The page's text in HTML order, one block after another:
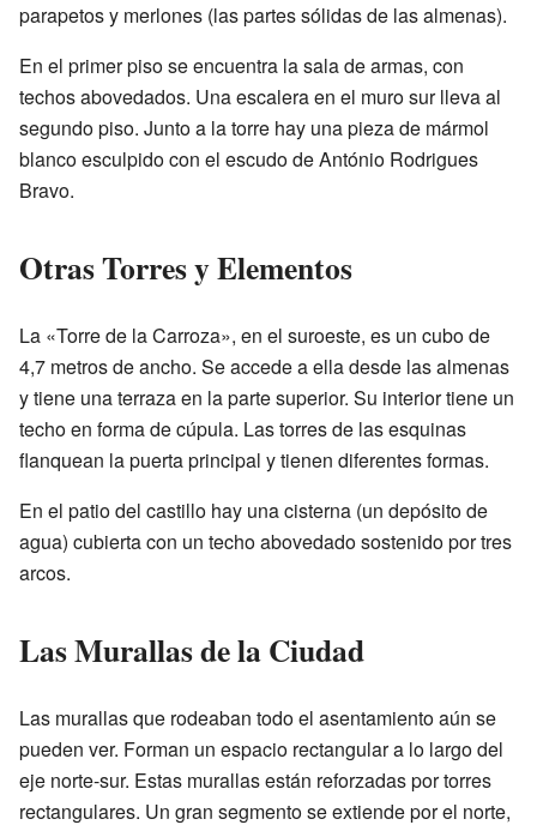
parapetos y merlones (las partes sólidas de las almenas).
En el primer piso se encuentra la sala de armas, con
techos abovedados. Una escalera en el muro sur lleva al
segundo piso. Junto a la torre hay una pieza de mármol
blanco esculpido con el escudo de António Rodrigues
Bravo.
Otras Torres y Elementos
La «Torre de la Carroza», en el suroeste, es un cubo de
4,7 metros de ancho. Se accede a ella desde las almenas
y tiene una terraza en la parte superior. Su interior tiene un
techo en forma de cúpula. Las torres de las esquinas
flanquean la puerta principal y tienen diferentes formas.
En el patio del castillo hay una cisterna (un depósito de
agua) cubierta con un techo abovedado sostenido por tres
arcos.
Las Murallas de la Ciudad
Las murallas que rodeaban todo el asentamiento aún se
pueden ver. Forman un espacio rectangular a lo largo del
eje norte-sur. Estas murallas están reforzadas por torres
rectangulares. Un gran segmento se extiende por el norte,